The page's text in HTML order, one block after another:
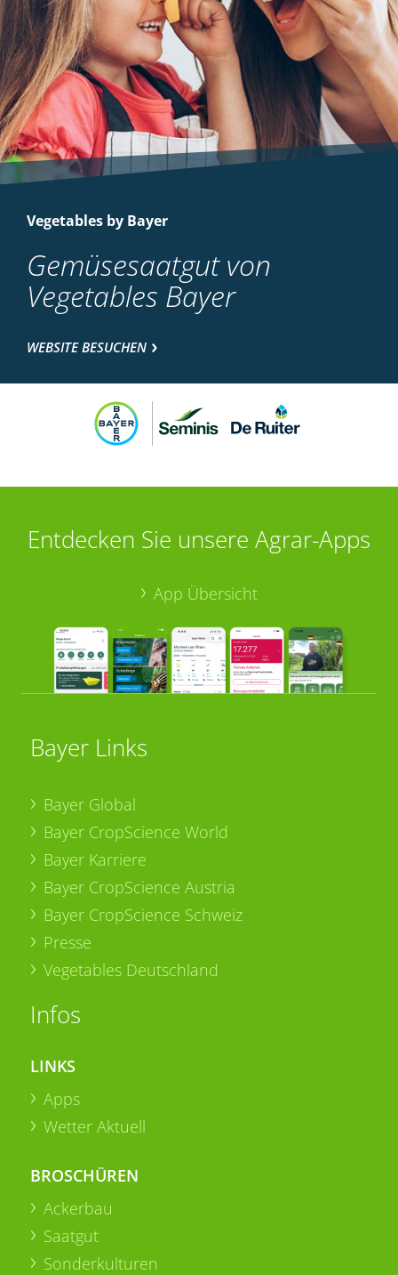
Vegetables by Bayer
Gemüsesaatgut von
Vegetables Bayer
WEBSITE BESUCHEN
Entdecken Sie unsere Agrar-Apps
App Übersicht
Bayer Links
Bayer Global
Bayer CropScience World
Bayer Karriere
Bayer CropScience Austria
Bayer CropScience Schweiz
Presse
Vegetables Deutschland
Infos
LINKS
Apps
Wetter Aktuell
BROSCHÜREN
Ackerbau
Saatgut
Sonderkulturen